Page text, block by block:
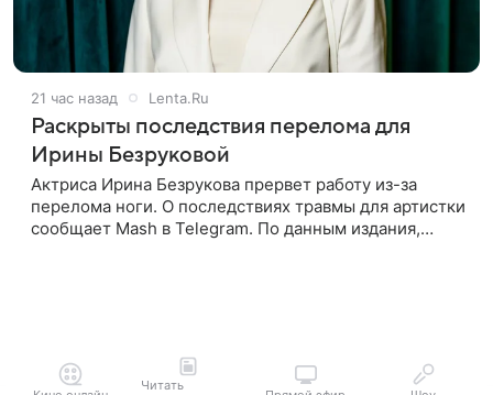
21 час назад Lenta.Ru
Раскрыты последствия перелома для
Ирины Безруковой
Актриса Ирина Безрукова прервет работу из-за
перелома ноги. О последствиях травмы для артистки
сообщает Mash в Telegram. По данным издания,
Читать